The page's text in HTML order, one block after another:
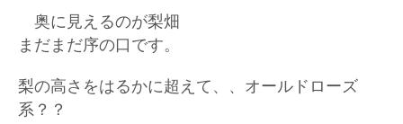
奥に見えるのが梨畑
まだまだ序の口です。
梨の高さをはるかに超えて、、オールドローズ
系？？